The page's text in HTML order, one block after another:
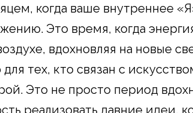
когда ваше внутреннее
Это время, когда
вдохновляя на новые
для тех, кто связан с
Это не просто период
реализовать давние идеи,